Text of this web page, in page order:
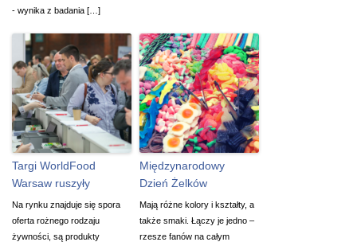
- wynika z badania […]
Targi WorldFood
Warsaw ruszyły
Na rynku znajduje się spora
oferta rożnego rodzaju
żywności, są produkty
Międzynarodowy
Dzień Żelków
Mają różne kolory i kształty, a
także smaki. Łączy je jedno –
rzesze fanów na całym